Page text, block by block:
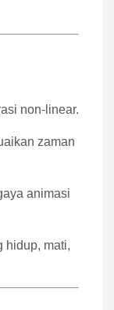
non-linear.
zaman
animasi
hidup, mati,